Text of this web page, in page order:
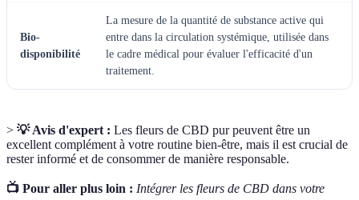
Bio-
disponibilité
La mesure de la quantité de substance active qui
entre dans la circulation systémique, utilisée dans
le cadre médical pour évaluer l'efficacité d'un
traitement.
> 💡 Avis d'expert : Les fleurs de CBD pur peuvent être un
excellent complément à votre routine bien-être, mais il est crucial de
rester informé et de consommer de manière responsable.
📺 Pour aller plus loin : Intégrer les fleurs de CBD dans votre